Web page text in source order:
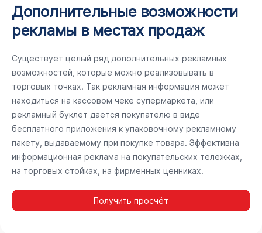
Дополнительные возможности
рекламы в местах продаж
Существует целый ряд дополнительных рекламных
возможностей, которые можно реализовывать в
торговых точках. Так рекламная информация может
находиться на кассовом чеке супермаркета, или
рекламный буклет дается покупателю в виде
бесплатного приложения к упаковочному рекламному
пакету, выдаваемому при покупке товара. Эффективна
информационная реклама на покупательских тележках,
на торговых стойках, на фирменных ценниках.
Получить просчёт